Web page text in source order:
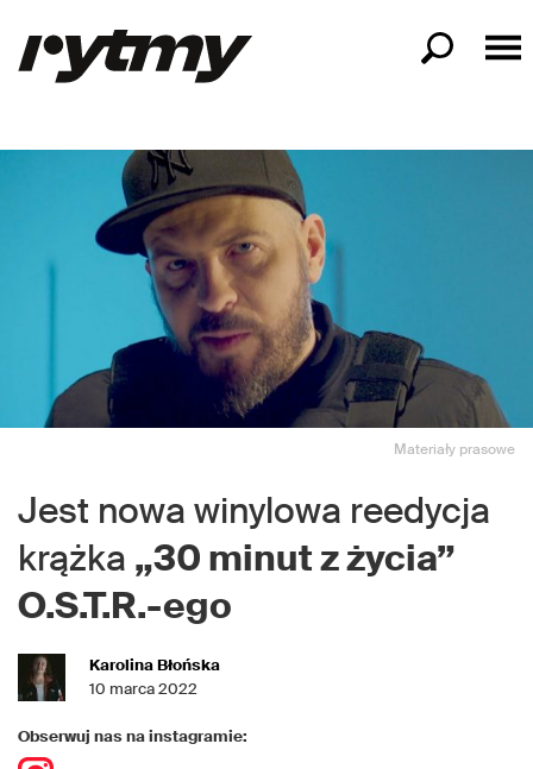
Materiały prasowe
Jest nowa winylowa reedycja
krążka „30 minut z życia”
O.S.T.R.-ego
Karolina Błońska
10 marca 2022
Obserwuj nas na instagramie: